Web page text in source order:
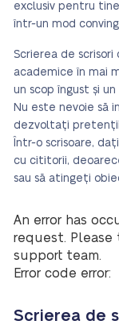
exclusiv pentru
într-un mod
Scrierea de
academiceîn mai
un scop îngust și
Nu este nevoie să
dezvoltați
Într-o scrisoare,
cu cititorii,
sau să atingeți
An error has
request.
support team.
Error code error:
Scrierea de